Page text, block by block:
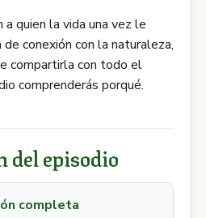
quien la vida una vez le
conexión con la naturaleza,
compartirla con todo el
comprenderás porqué.
episodio
completa